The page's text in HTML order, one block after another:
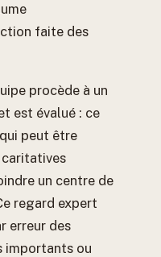
faite des
procède à un
est évalué : ce
peut être
caritatives
un centre de
regard expert
erreur des
importants ou